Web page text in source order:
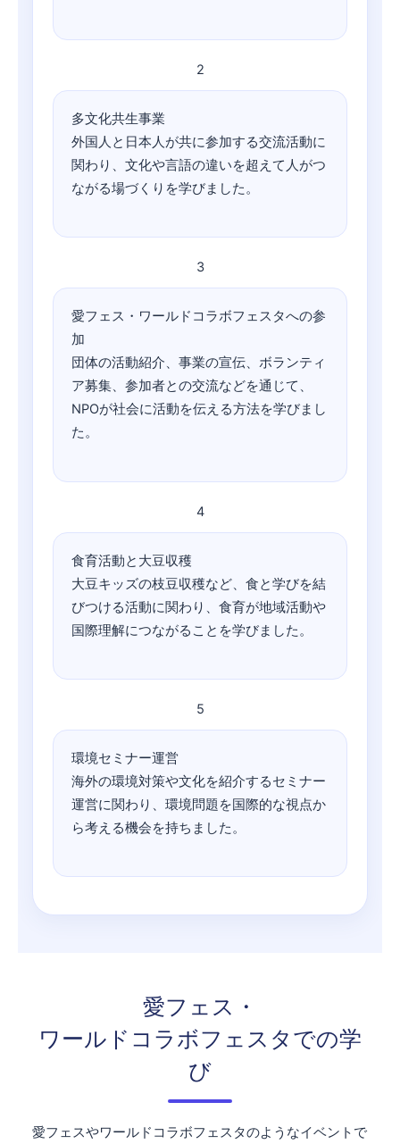
2
多文化共生事業
外国人と日本人が共に参加する交流活動に
関わり、文化や言語の違いを超えて人がつ
ながる場づくりを学びました。
3
愛フェス・ワールドコラボフェスタへの参
加
団体の活動紹介、事業の宣伝、ボランティ
ア募集、参加者との交流などを通じて、
NPOが社会に活動を伝える方法を学びまし
た。
4
食育活動と大豆収穫
大豆キッズの枝豆収穫など、食と学びを結
びつける活動に関わり、食育が地域活動や
国際理解につながることを学びました。
5
環境セミナー運営
海外の環境対策や文化を紹介するセミナー
運営に関わり、環境問題を国際的な視点か
ら考える機会を持ちました。
愛フェス・
ワールドコラボフェスタでの学
び
愛フェスやワールドコラボフェスタのようなイベントで